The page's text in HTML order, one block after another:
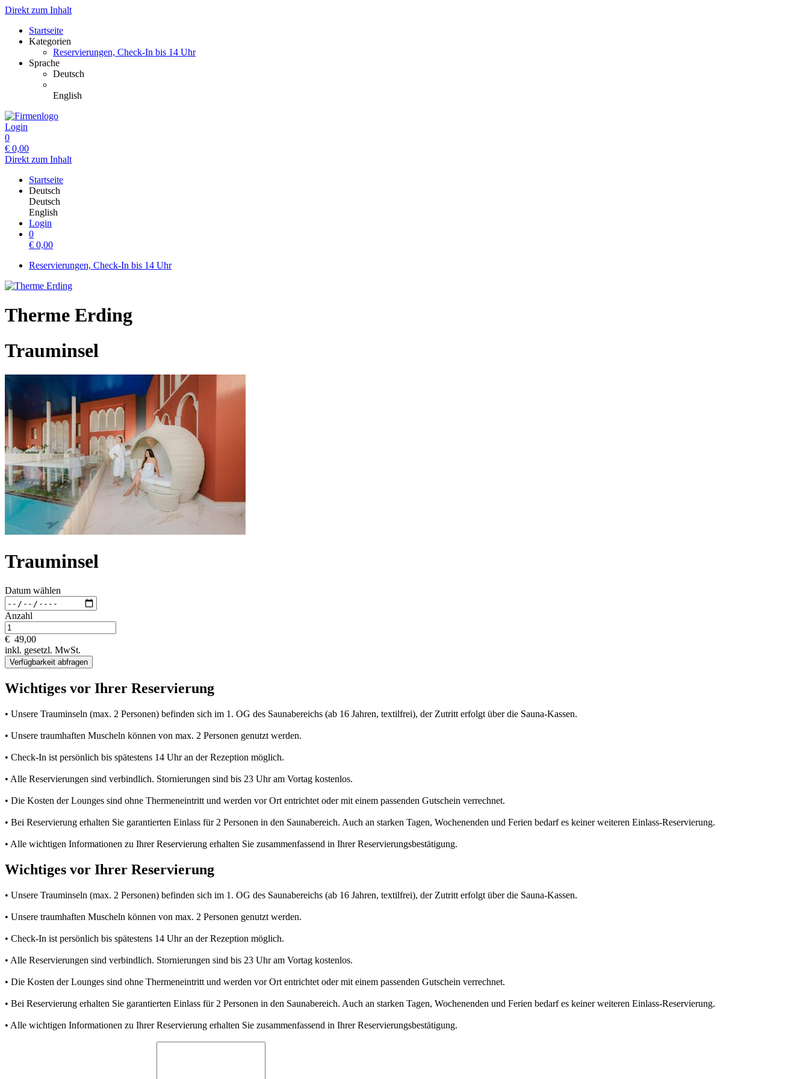
Direkt zum Inhalt
Startseite
Kategorien
Reservierungen, Check-In bis 14 Uhr
Sprache
Deutsch
English
Login
0
€ 0,00
Direkt zum Inhalt
Startseite
Deutsch
Deutsch
English
Login
0
€ 0,00
Reservierungen, Check-In bis 14 Uhr
Therme Erding
Trauminsel
Trauminsel
Datum wählen
Anzahl
€ 49,00
inkl. gesetzl. MwSt.
Verfügbarkeit abfragen
Wichtiges vor Ihrer Reservierung
• Unsere Trauminseln (max. 2 Personen) befinden sich im 1. OG des Saunabereichs (ab 16 Jahren, textilfrei), der Zutritt erfolgt über die Sauna-Kassen.
• Unsere traumhaften Muscheln können von max. 2 Personen genutzt werden.
• Check-In ist persönlich bis spätestens 14 Uhr an der Rezeption möglich.
• Alle Reservierungen sind verbindlich. Stornierungen sind bis 23 Uhr am Vortag kostenlos.
• Die Kosten der Lounges sind ohne Thermeneintritt und werden vor Ort entrichtet oder mit einem passenden Gutschein verrechnet.
• Bei Reservierung erhalten Sie garantierten Einlass für 2 Personen in den Saunabereich. Auch an starken Tagen, Wochenenden und Ferien bedarf es keiner weiteren Einlass-Reservierung.
• Alle wichtigen Informationen zu Ihrer Reservierung erhalten Sie zusammenfassend in Ihrer Reservierungsbestätigung.
Wichtiges vor Ihrer Reservierung
• Unsere Trauminseln (max. 2 Personen) befinden sich im 1. OG des Saunabereichs (ab 16 Jahren, textilfrei), der Zutritt erfolgt über die Sauna-Kassen.
• Unsere traumhaften Muscheln können von max. 2 Personen genutzt werden.
• Check-In ist persönlich bis spätestens 14 Uhr an der Rezeption möglich.
• Alle Reservierungen sind verbindlich. Stornierungen sind bis 23 Uhr am Vortag kostenlos.
• Die Kosten der Lounges sind ohne Thermeneintritt und werden vor Ort entrichtet oder mit einem passenden Gutschein verrechnet.
• Bei Reservierung erhalten Sie garantierten Einlass für 2 Personen in den Saunabereich. Auch an starken Tagen, Wochenenden und Ferien bedarf es keiner weiteren Einlass-Reservierung.
• Alle wichtigen Informationen zu Ihrer Reservierung erhalten Sie zusammenfassend in Ihrer Reservierungsbestätigung.